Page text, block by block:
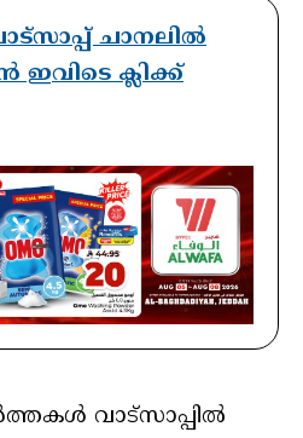
ചാനലിൽ
ഇവിടെ ക്ലിക്ക്
വാട്സാപ്പിൽ